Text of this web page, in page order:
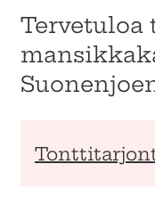
Tervetuloa